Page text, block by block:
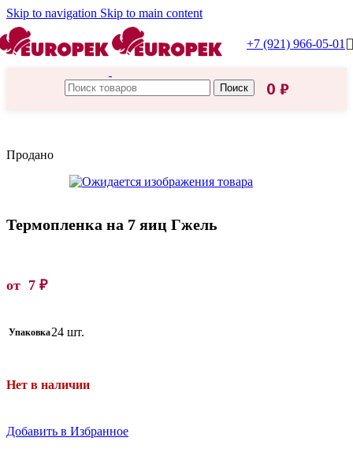
Skip to navigation Skip to main content
+7 (921) 966-05-01
Поиск 0 ₽
Продано
Термопленка на 7 яиц Гжель
от 7 ₽
Упаковка24 шт.
Нет в наличии
Добавить в Избранное